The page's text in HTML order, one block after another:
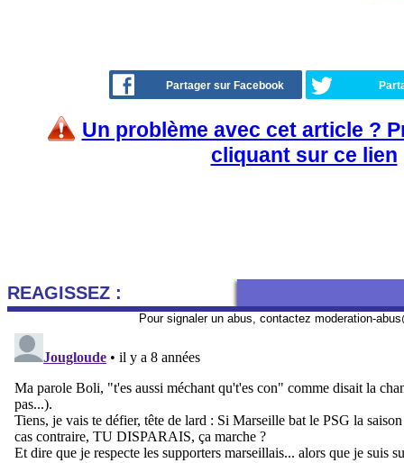
Partager sur Facebook
Un problème avec cet article ?
cliquant sur ce lien
REAGISSEZ :
Pour signaler un abus, contactez moderation-